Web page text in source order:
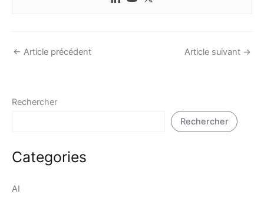
← Article précédent Article suivant →
Rechercher
Rechercher
Categories
AI